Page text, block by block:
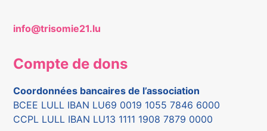
info@trisomie21.lu
Compte de dons
Coordonnées bancaires de l’association
BCEE LULL IBAN LU69 0019 1055 7846 6000
CCPL LULL IBAN LU13 1111 1908 7879 0000